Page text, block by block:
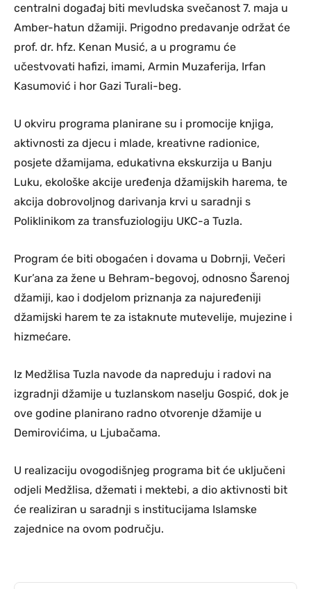
centralni događaj biti mevludska svečanost 7. maja u
Amber-hatun džamiji. Prigodno predavanje održat će
prof. dr. hfz. Kenan Musić, a u programu će
učestvovati hafizi, imami, Armin Muzaferija, Irfan
Kasumović i hor Gazi Turali-beg.
U okviru programa planirane su i promocije knjiga,
aktivnosti za djecu i mlade, kreativne radionice,
posjete džamijama, edukativna ekskurzija u Banju
Luku, ekološke akcije uređenja džamijskih harema, te
akcija dobrovoljnog darivanja krvi u saradnji s
Poliklinikom za transfuziologiju UKC-a Tuzla.
Program će biti obogaćen i dovama u Dobrnji, Večeri
Kur’ana za žene u Behram-begovoj, odnosno Šarenoj
džamiji, kao i dodjelom priznanja za najuređeniji
džamijski harem te za istaknute mutevelije, mujezine i
hizmećare.
Iz Medžlisa Tuzla navode da napreduju i radovi na
izgradnji džamije u tuzlanskom naselju Gospić, dok je
ove godine planirano radno otvorenje džamije u
Demirovićima, u Ljubačama.
U realizaciju ovogodišnjeg programa bit će uključeni
odjeli Medžlisa, džemati i mektebi, a dio aktivnosti bit
će realiziran u saradnji s institucijama Islamske
zajednice na ovom području.